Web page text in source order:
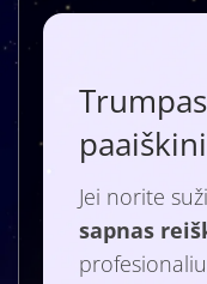
Jei norite
sapnas